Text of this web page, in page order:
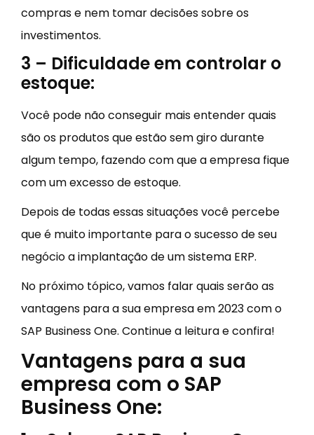
compras e nem tomar decisões sobre os
investimentos.
3 – Dificuldade em controlar o
estoque:
Você pode não conseguir mais entender quais
são os produtos que estão sem giro durante
algum tempo, fazendo com que a empresa fique
com um excesso de estoque.
Depois de todas essas situações você percebe
que é muito importante para o sucesso de seu
negócio a implantação de um sistema ERP.
No próximo tópico, vamos falar quais serão as
vantagens para a sua empresa em 2023 com o
SAP Business One. Continue a leitura e confira!
Vantagens para a sua
empresa com o SAP
Business One: